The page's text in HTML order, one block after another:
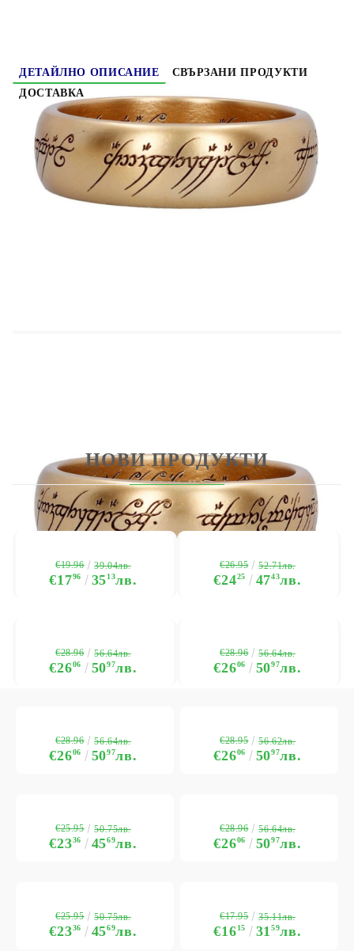
ДЕТАЙЛНО ОПИСАНИЕ
СВЪРЗАНИ ПРОДУКТИ
ДОСТАВКА
Lord of the Rings Кутия за Съхранение - The
One Ring
НОВИ ПРОДУКТИ
€1796 3513лв.
€19.96 39.04лв.
€2425 4743лв.
€26.95 52.71лв.
€2606 5097лв.
€28.96 56.64лв.
€2606 5097лв.
€28.96 56.64лв.
€2606 5097лв.
€28.96 56.64лв.
€2606 5097лв.
€28.95 56.62лв.
€2336 4569лв.
€25.95 50.75лв.
€2606 5097лв.
€28.96 56.64лв.
€2336 4569лв.
€25.95 50.75лв.
€1615 3159лв.
€17.95 35.11лв.